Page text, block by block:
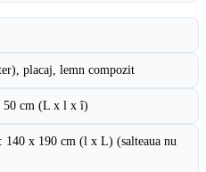
placaj, lemn compozit
50 cm (L x l x î)
140 x 190 cm (l x L) (salteaua nu